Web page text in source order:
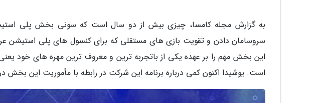
سروسامان دادن و تقویت بازی های مستقلی که برای کنسول های پلی استیشن
است. یوشیدا اکنون کمی درباره برنامه این شرکت در رابطه با مأموریت این